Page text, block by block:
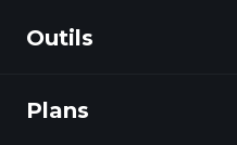
informations
Outils
Découvrir
Plans